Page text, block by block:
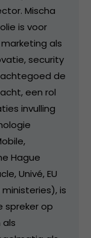
Mischa
is voor
als
security
de
een rol
invulling
Hague
Univé, EU
is
spreker op